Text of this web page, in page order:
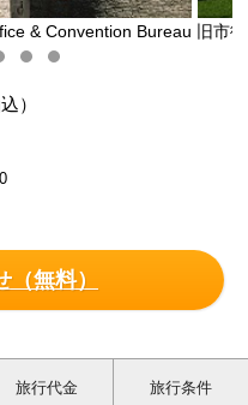
ル門/Tallinn City Tourist Office
）
無料）
旅行代金 旅行条件